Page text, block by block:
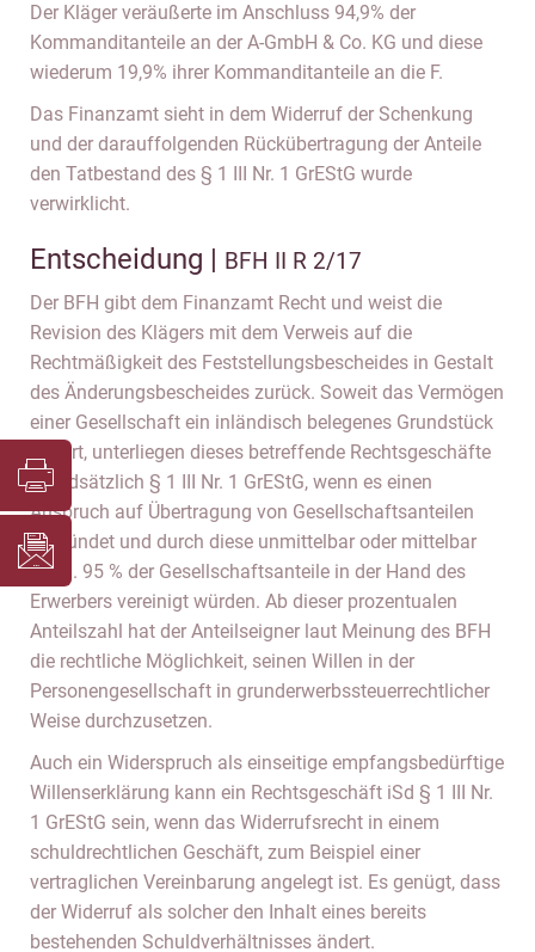
Der Kläger veräußerte im Anschluss 94,9% der
Kommanditanteile an der A-GmbH & Co. KG und diese
wiederum 19,9% ihrer Kommanditanteile an die F.
Das Finanzamt sieht in dem Widerruf der Schenkung
und der darauffolgenden Rückübertragung der Anteile
den Tatbestand des § 1 III Nr. 1 GrEStG wurde
verwirklicht.
Entscheidung | BFH II R 2/17
Der BFH gibt dem Finanzamt Recht und weist die
Revision des Klägers mit dem Verweis auf die
Rechtmäßigkeit des Feststellungsbescheides in Gestalt
des Änderungsbescheides zurück. Soweit das Vermögen
einer Gesellschaft ein inländisch belegenes Grundstück
gehört, unterliegen dieses betreffende Rechtsgeschäfte
grundsätzlich § 1 III Nr. 1 GrEStG, wenn es einen
Anspruch auf Übertragung von Gesellschaftsanteilen
begründet und durch diese unmittelbar oder mittelbar
mind. 95 % der Gesellschaftsanteile in der Hand des
Erwerbers vereinigt würden. Ab dieser prozentualen
Anteilszahl hat der Anteilseigner laut Meinung des BFH
die rechtliche Möglichkeit, seinen Willen in der
Personengesellschaft in grunderwerbssteuerrechtlicher
Weise durchzusetzen.
Auch ein Widerspruch als einseitige empfangsbedürftige
Willenserklärung kann ein Rechtsgeschäft iSd § 1 III Nr.
1 GrEStG sein, wenn das Widerrufsrecht in einem
schuldrechtlichen Geschäft, zum Beispiel einer
vertraglichen Vereinbarung angelegt ist. Es genügt, dass
der Widerruf als solcher den Inhalt eines bereits
bestehenden Schuldverhältnisses ändert.